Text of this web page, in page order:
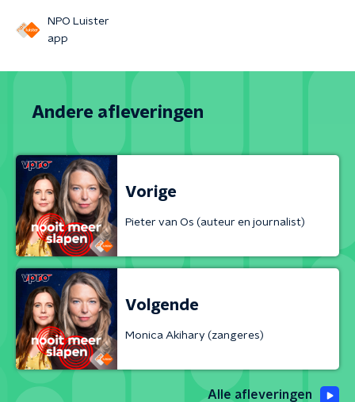
NPO Luister
app
Andere afleveringen
Vorige
Pieter van Os (auteur en journalist)
Volgende
Monica Akihary (zangeres)
Alle afleveringen